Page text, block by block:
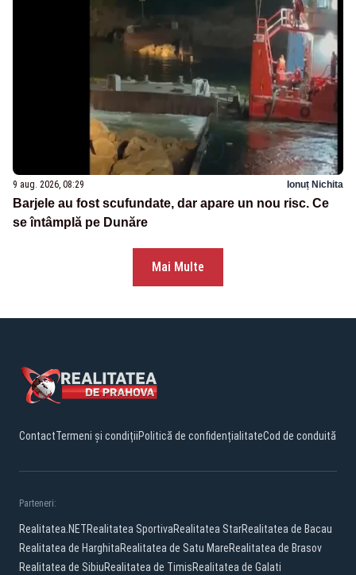
9 aug. 2026, 08:29 Ionuț Nichita
Barjele au fost scufundate, dar apare un nou risc. Ce
se întâmplă pe Dunăre
Mai Multe
ContactTermeni și condițiiPolitică de confidențialitateCod de conduită
Parteneri:
Realitatea.NETRealitatea SportivaRealitatea StarRealitatea de Bacau
Realitatea de HarghitaRealitatea de Satu MareRealitatea de Brasov
Realitatea de SibiuRealitatea de TimisRealitatea de Galati